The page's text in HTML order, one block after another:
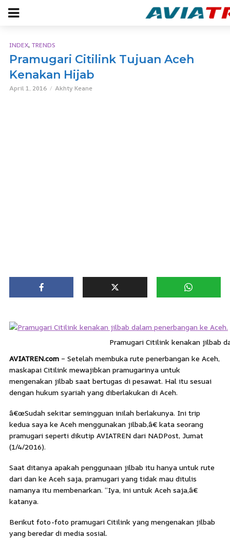
INDEX, TRENDS
Pramugari Citilink Tujuan Aceh
Kenakan Hijab
April 1, 2016 Akhty Keane
Pramugari Citilink kenakan jilbab
AVIATREN.com – Setelah membuka rute penerbangan ke Aceh,
maskapai Citilink mewajibkan pramugarinya untuk
mengenakan jilbab saat bertugas di pesawat. Hal itu sesuai
dengan hukum syariah yang diberlakukan di Aceh.
â€œSudah sekitar semingguan inilah berlakunya. Ini trip
kedua saya ke Aceh menggunakan jilbab,â€ kata seorang
pramugari seperti dikutip AVIATREN dari NADPost, Jumat
(1/4/2016).
Saat ditanya apakah penggunaan jilbab itu hanya untuk rute
dari dan ke Aceh saja, pramugari yang tidak mau ditulis
namanya itu membenarkan. “Iya, ini untuk Aceh saja,â€
katanya.
Berikut foto-foto pramugari Citilink yang mengenakan jilbab
yang beredar di media sosial.